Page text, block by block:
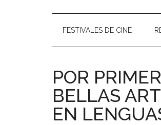
FESTIVALES DE CINE
POR
BELLAS
EN